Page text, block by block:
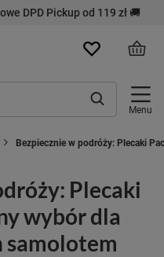
DPD Pickup od 119 zł 🚚
Menu
Bezpiecznie w podróży: Plecaki
Plecaki
wybór dla
samolotem